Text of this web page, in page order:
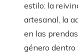
estilo: la
artesanal, la
en las
género dentro